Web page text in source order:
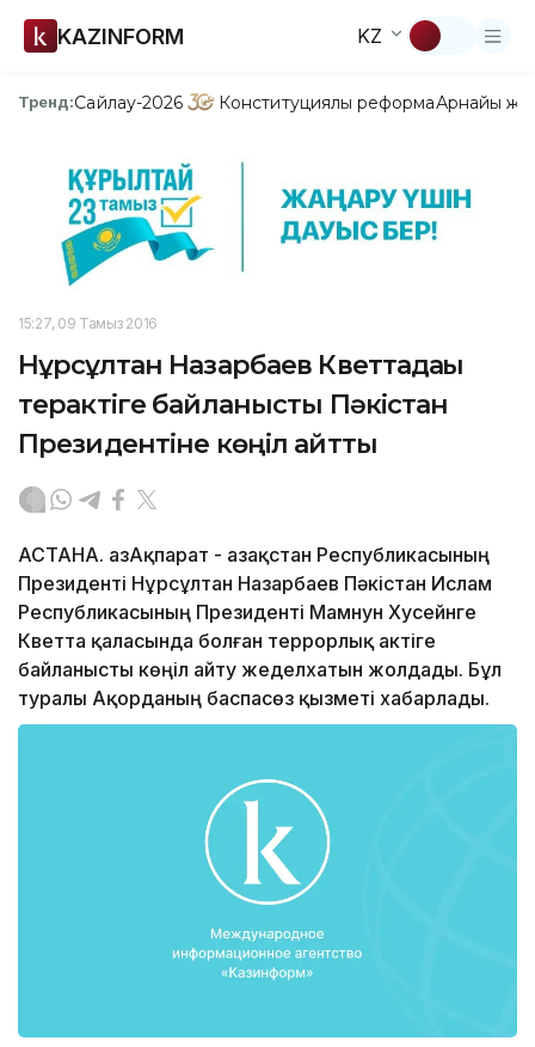
KAZINFORM KZ
Тренд:Сайлау-2026 Конституциялық реформаАрнайы
15:27, 09 Тамыз 2016
Нұрсұлтан Назарбаев Кветтадағы
терактіге байланысты Пәкістан
Президентіне көңіл айтты
АСТАНА. ҚазАқпарат - Қазақстан Республикасының
Президенті Нұрсұлтан Назарбаев Пәкістан Ислам
Республикасының Президенті Мамнун Хусейнге
Кветта қаласында болған террорлық актіге
байланысты көңіл айту жеделхатын жолдады. Бұл
туралы Ақорданың баспасөз қызметі хабарлады.